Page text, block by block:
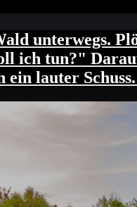
unterwegs.
ich tun?"
ein lauter